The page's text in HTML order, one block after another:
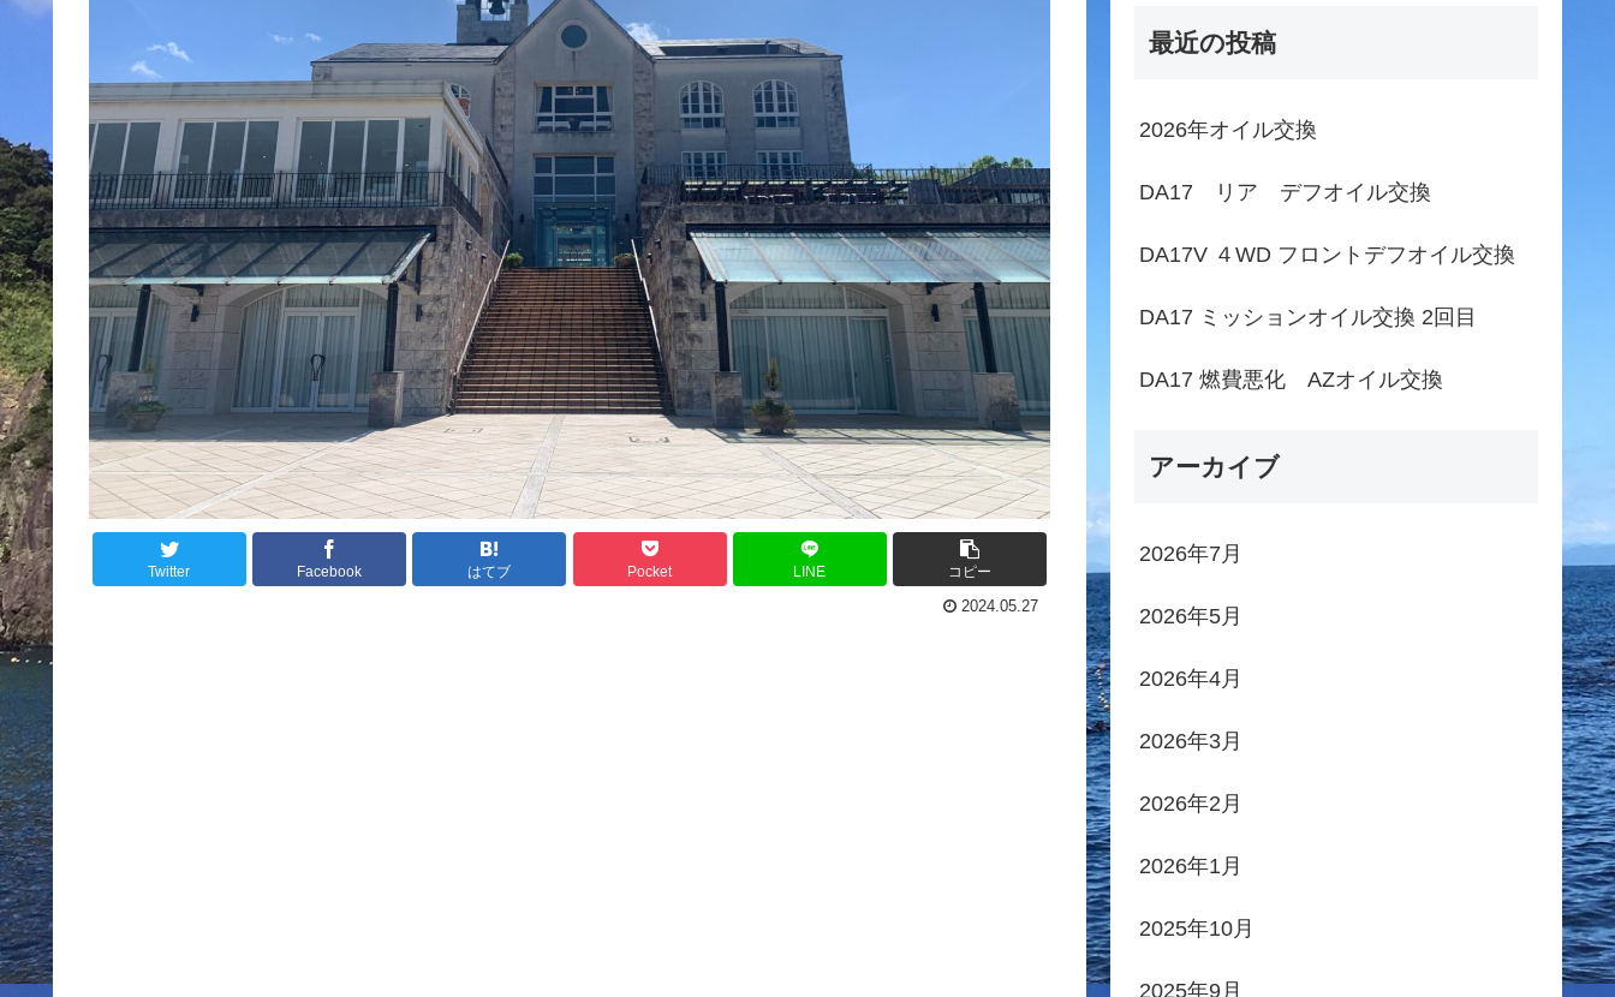
Twitter Facebook はてブ Pocket LINE コピー
2024.05.27
最近の投稿
2026年オイル交換
DA17 リア デフオイル交換
DA17V ４WD フロントデフオイル交換
DA17 ミッションオイル交換 2回目
DA17 燃費悪化 AZオイル交換
アーカイブ
2026年7月
2026年5月
2026年4月
2026年3月
2026年2月
2026年1月
2025年10月
2025年9月